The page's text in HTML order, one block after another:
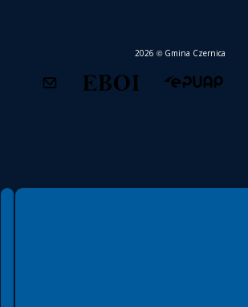
2026 © Gmina Czernica
Spełniamy standardy WCAG 2.2
Spełniamy standardy W3C